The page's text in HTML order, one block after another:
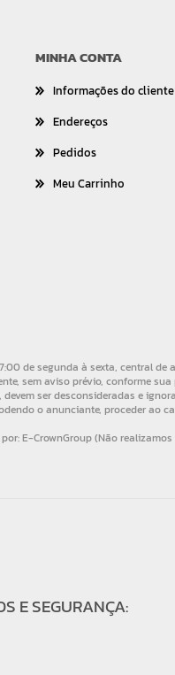
MINHA CONTA
Informações do cliente
Endereços
Pedidos
Meu Carrinho
E SEGURANÇA: